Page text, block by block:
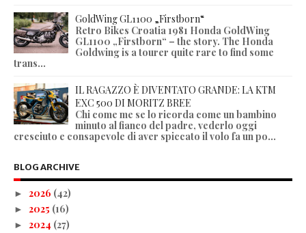
GoldWing GL1100 „Firstborn“
Retro Bikes Croatia 1981 Honda GoldWing
GL1100 „Firstborn“ – the story. The Honda
Goldwing is a tourer quite rare to find some
trans...
IL RAGAZZO È DIVENTATO GRANDE: LA KTM
EXC 500 DI MORITZ BREE
Chi come me se lo ricorda come un bambino
minuto al fianco del padre, vederlo oggi
cresciuto e consapevole di aver spiccato il volo fa un po...
BLOG ARCHIVE
► 2026 (42)
► 2025 (16)
► 2024 (27)